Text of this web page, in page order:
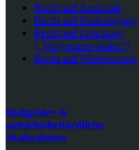
Recht auf Auskunft
Recht auf Berichtigung
Recht auf Löschung
(„Vergessenwerden“)
Recht auf Widerspruch
Bußgelder &
aufsichtsbehördliche
Maßnahmen